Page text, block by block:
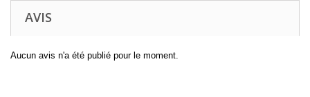
AVIS
Aucun avis n'a été publié pour le moment.